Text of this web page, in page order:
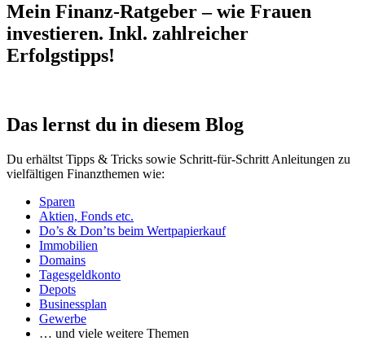
Mein Finanz-Ratgeber – wie Frauen
investieren. Inkl. zahlreicher
Erfolgstipps!
Das lernst du in diesem Blog
Du erhältst Tipps & Tricks sowie Schritt-für-Schritt Anleitungen zu
vielfältigen Finanzthemen wie:
Sparen
Aktien, Fonds etc.
Do’s & Don’ts beim Wertpapierkauf
Immobilien
Domains
Tagesgeldkonto
Depots
Businessplan
Gewerbe
… und viele weitere Themen